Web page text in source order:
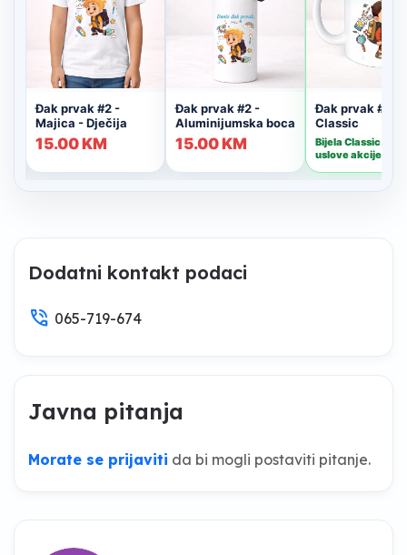
Dodatni kontakt podaci
phone_in_talk 065-719-674
Javna pitanja
Morate se prijaviti da bi mogli postaviti pitanje.